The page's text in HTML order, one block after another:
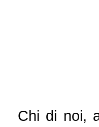
Chi di noi,